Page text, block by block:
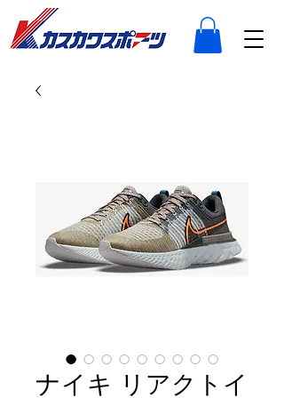
ナイキ リアクトイ